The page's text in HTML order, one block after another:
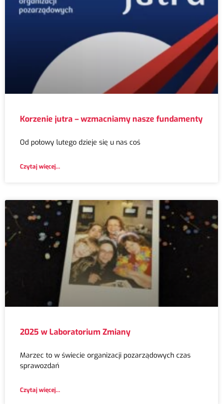
Korzenie jutra – wzmacniamy nasze fundamenty
Od połowy lutego dzieje się u nas coś
Czytaj więcej...
2025 w Laboratorium Zmiany
Marzec to w świecie organizacji pozarządowych czas
sprawozdań
Czytaj więcej...